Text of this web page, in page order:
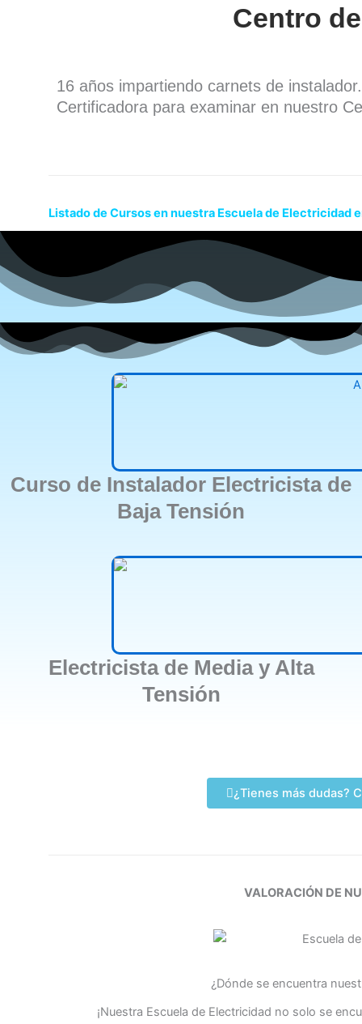
Centro
16 años impartiendo carnets de
Certificadora para examinar en nuestro
Listado de Cursos en nuestra Escuela de Electricidad
Curso de Instalador Electricista de
Baja Tensión
Electricista de Media y Alta
Tensión
¿Tienes más dudas?
VALORACIÓN DE
¿Dónde se encuentra
¡Nuestra Escuela de Electricidad no solo se